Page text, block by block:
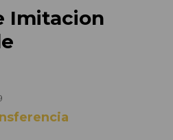
Imitacion